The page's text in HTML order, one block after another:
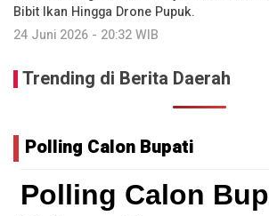
Bibit Ikan Hingga Drone Pupuk.
24 Juni 2026 - 20:32 WIB
Trending di Berita Daerah
Polling Calon Bupati